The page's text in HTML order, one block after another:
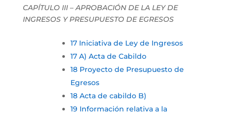
CAPÍTULO III – APROBACIÓN DE LA LEY DE
INGRESOS Y PRESUPUESTO DE EGRESOS
17 Iniciativa de Ley de Ingresos
17 A) Acta de Cabildo
18 Proyecto de Presupuesto de
Egresos
18 Acta de cabildo B)
19 Información relativa a la